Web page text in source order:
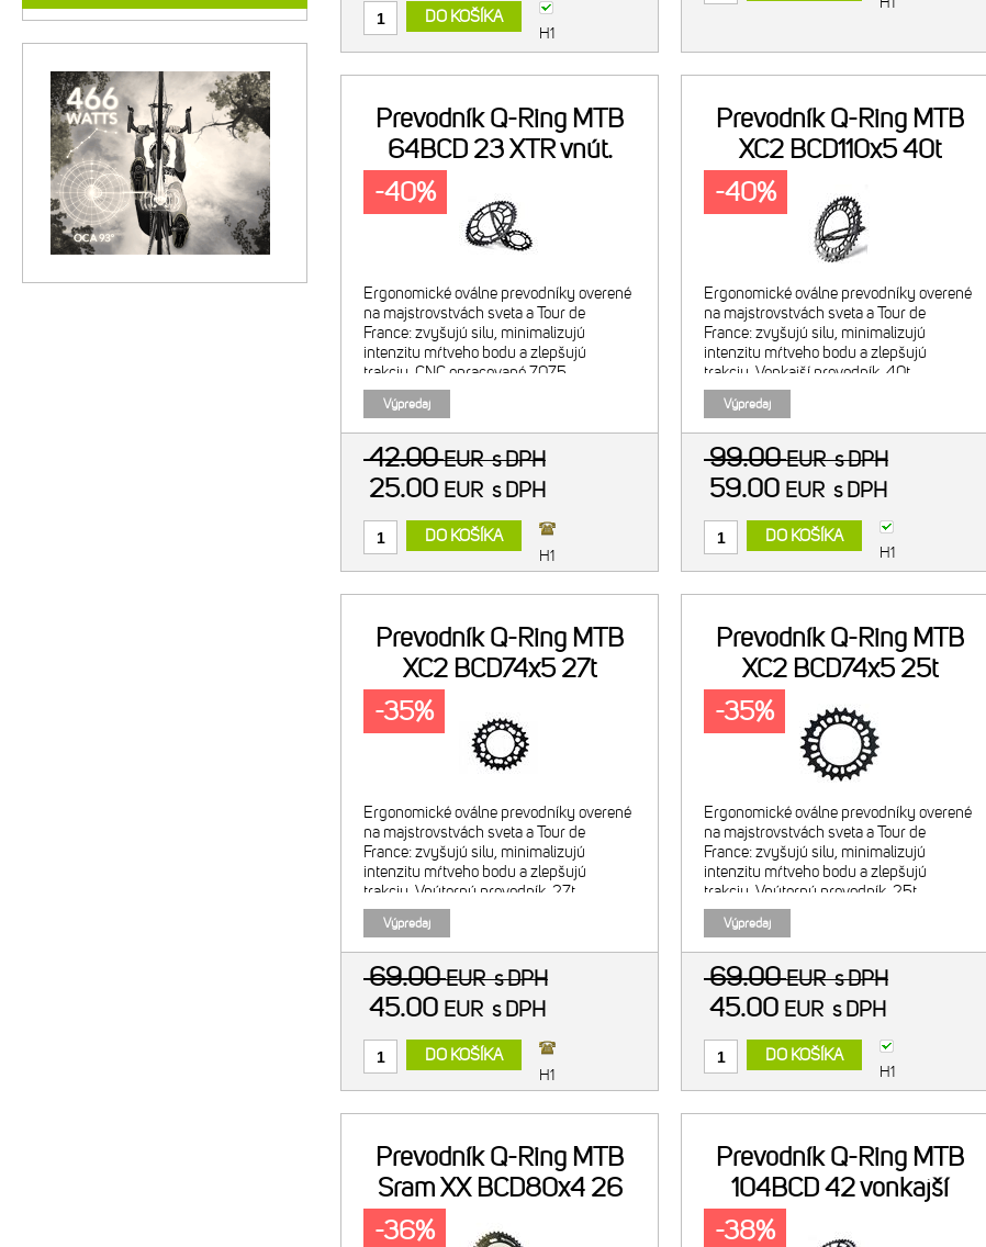
DO KOŠÍKA
H1
Prevodník Q-Ring MTB
64BCD 23 XTR vnút.
Ergonomické oválne prevodníky overené
na majstrovstvách sveta a Tour de
France: zvyšujú silu, minimalizujú
intenzitu mŕtveho bodu a zlepšujú
trakciu. CNC opracované 7075
alumínium. Tvrdo anodizované - čierne.
Exkluzívny OCP (Optimum chainring
positio
Výpredaj
-40%
42.00EURs DPH
25.00 EUR s DPH
DO KOŠÍKA
H1
Prevodník Q-Ring MTB
XC2 BCD110x5 40t
Ergonomické oválne prevodníky overené
na majstrovstvách sveta a Tour de
France: zvyšujú silu, minimalizujú
intenzitu mŕtveho bodu a zlepšujú
trakciu. Vonkajší prevodník, 40t.
Odporúčaná kombinácia s 27t
vnútorným prevodníkom. Navrhnuté pre
2x9/10 26"
Výpredaj
-40%
99.00EURs DPH
59.00 EUR s DPH
DO KOŠÍKA
H1
Prevodník Q-Ring MTB
XC2 BCD74x5 27t
Ergonomické oválne prevodníky overené
na majstrovstvách sveta a Tour de
France: zvyšujú silu, minimalizujú
intenzitu mŕtveho bodu a zlepšujú
trakciu. Vnútorný prevodník, 27t.
Odporúčaná kombinácia s 40t vonkajšim
prevodníkom. Navrhnuté pre 2x9/10 26"
Výpredaj
-35%
69.00EURs DPH
45.00 EUR s DPH
DO KOŠÍKA
H1
Prevodník Q-Ring MTB
XC2 BCD74x5 25t
Ergonomické oválne prevodníky overené
na majstrovstvách sveta a Tour de
France: zvyšujú silu, minimalizujú
intenzitu mŕtveho bodu a zlepšujú
trakciu. Vnútorný prevodník, 25t.
Odporúčaná kombinácia s 38t vonkajšim
prevodníkom. Navrhnuté pre 2x9/10 29"
Výpredaj
-35%
69.00EURs DPH
45.00 EUR s DPH
DO KOŠÍKA
H1
Prevodník Q-Ring MTB
Sram XX BCD80x4 26
-36%
Prevodník Q-Ring MTB
104BCD 42 vonkajší
-38%